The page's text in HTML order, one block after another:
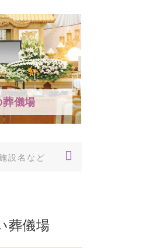
葬儀場
葬儀場